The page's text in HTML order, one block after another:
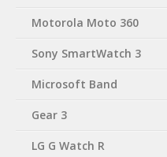
Motorola Moto 360
Sony SmartWatch 3
Microsoft Band
Gear 3
LG G Watch R